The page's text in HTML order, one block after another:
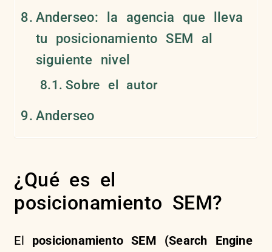
Anderseo: la agencia que lleva
tu posicionamiento SEM al
siguiente nivel
Sobre el autor
Anderseo
¿Qué es el
posicionamiento SEM?
El posicionamiento SEM (Search Engine